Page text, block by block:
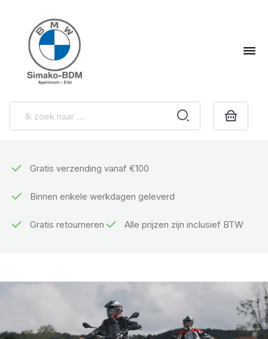
Gratis verzending vanaf €100
Binnen enkele werkdagen geleverd
Gratis retourneren Alle prijzen zijn inclusief BTW